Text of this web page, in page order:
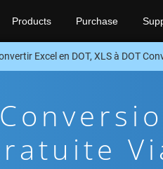
Products Purchase
Excel en DOT, XLS à DOT